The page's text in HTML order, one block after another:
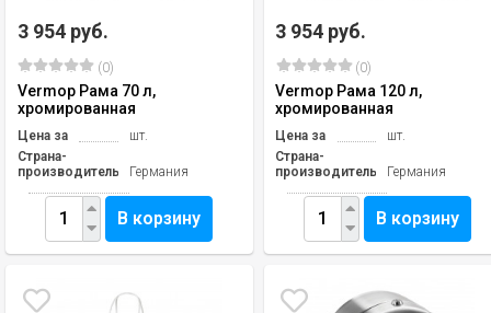
3 954 руб.
(0)
Vermop Рама 70 л,
хромированная
Цена за
шт.
Страна-
производитель
Германия
В корзину
3 954 руб.
(0)
Vermop Рама 120 л,
хромированная
Цена за
шт.
Страна-
производитель
Германия
В корзину